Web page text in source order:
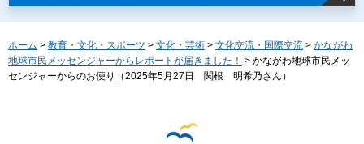
ホーム > 教育・文化・スポーツ > 文化・芸術 > 文化交流・国際交流 > かながわ
地球市民メッセンジャーからレポートが届きました！ > かながわ地球市民メッ
センジャーからのお便り（2025年5月27日 関根 明希乃さん）